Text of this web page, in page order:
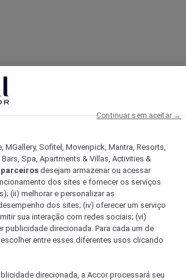
MGallery, Sofitel, Movenpick, Mantra, Resorts,
Spa, Apartments & Villas, Activities &
parceirosdesejam armazenar ou acessar
dos sites e fornecer os serviços
(ii) melhorar e personalizar as
dos sites; (iv) oferecer um serviço
sua interação com redes sociais; (vi)
publicidade direcionada. Para cada um de
entre esses diferentes usos clicando
direcionada, a Accor processará seu
Continuar sem aceitar →